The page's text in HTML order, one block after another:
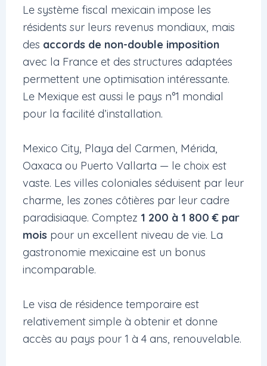
Le système fiscal mexicain impose les
résidents sur leurs revenus mondiaux, mais
des accords de non-double imposition
avec la France et des structures adaptées
permettent une optimisation intéressante.
Le Mexique est aussi le pays n°1 mondial
pour la facilité d’installation.
Mexico City, Playa del Carmen, Mérida,
Oaxaca ou Puerto Vallarta — le choix est
vaste. Les villes coloniales séduisent par leur
charme, les zones côtières par leur cadre
paradisiaque. Comptez 1 200 à 1 800 € par
mois pour un excellent niveau de vie. La
gastronomie mexicaine est un bonus
incomparable.
Le visa de résidence temporaire est
relativement simple à obtenir et donne
accès au pays pour 1 à 4 ans, renouvelable.